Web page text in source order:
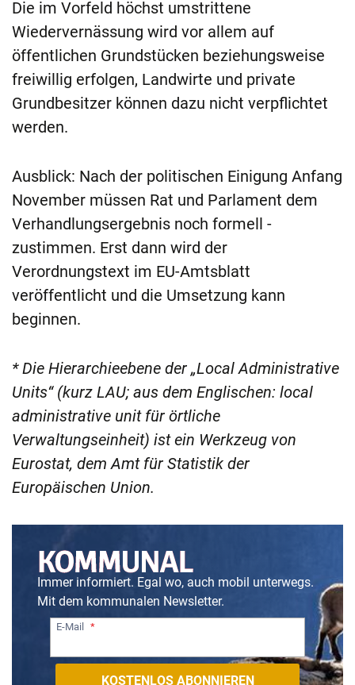
Die im Vorfeld höchst umstrittene
Wiedervernässung wird vor allem auf
öffentlichen Grundstücken beziehungsweise
freiwillig erfolgen, Landwirte und private
Grundbesitzer können dazu nicht verpflichtet
werden.
Ausblick: Nach der politischen Einigung Anfang
November müssen Rat und Parlament dem
Verhandlungsergebnis noch formell ­
zustimmen. Erst dann wird der
Verordnungstext im EU-Amtsblatt
veröffentlicht und die Umsetzung kann
beginnen.
* Die Hierarchieebene der „Local Administrative
Units“ (kurz LAU; aus dem Englischen: local
administrative unit für örtliche
Verwaltungseinheit) ist ein Werkzeug von
Eurostat, dem Amt für Statistik der
Europäischen Union.
Immer informiert. Egal wo, auch mobil unterwegs.
Mit dem kommunalen Newsletter.
E-Mail